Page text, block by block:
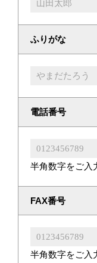
ふりがな
電話番号
半角数字をご入
FAX番号
半角数字をご入